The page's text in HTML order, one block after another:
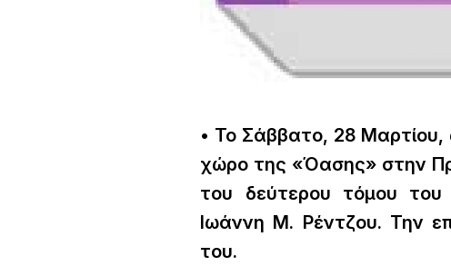
• Το Σάββατο, 28 Μαρτίου,
χώρο της «Όασης» στην
του δεύτερου τόμου του
Ιωάννη Μ. Ρέντζου. Την
του.